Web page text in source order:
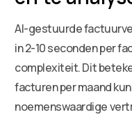
AI-gestuurde
in 2-10 seconden per
complexiteit. Dit
facturen per maand
noemenswaardige